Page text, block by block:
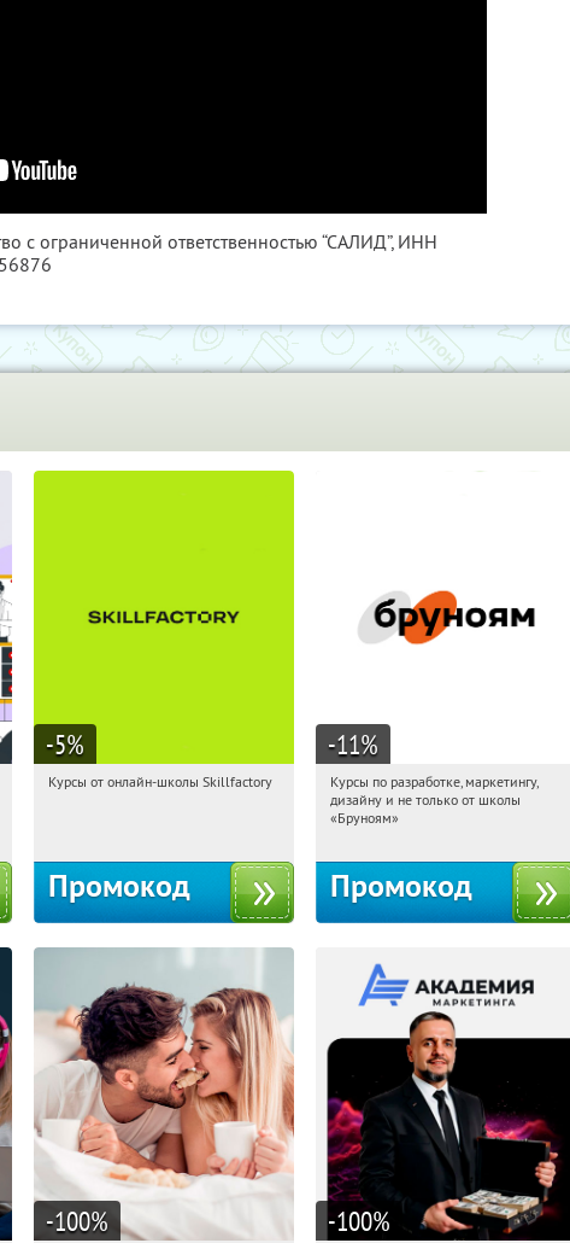
с ограниченной ответственностью “САЛИД”, ИНН
-5%
19:23:39
Получи первым!
Курсы от онлайн-школы Skillfactory
Промокод
-11%
19:23:39
Получи первым!
Россия
Курсы по разработке, маркетингу,
дизайну и не только от школы
«Бруноям»
Промокод
-100% -100%